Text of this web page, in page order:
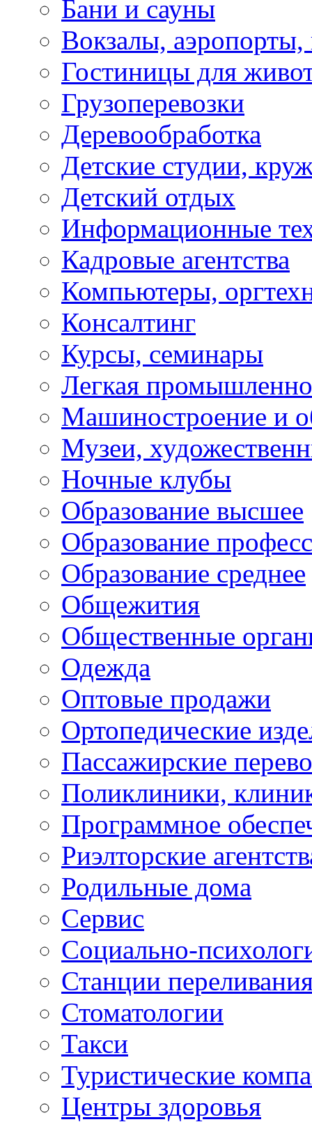
Бани и сауны
Вокзалы,
Гостиницы для
Грузоперевозки
Деревообработка
Детские студии,
Детский отдых
Информационные
Кадровые агентства
Компьютеры,
Консалтинг
Курсы, семинары
Легкая
Машиностроение и
Музеи,
Ночные клубы
Образование высшее
Образование
Образование среднее
Общежития
Общественные
Одежда
Оптовые продажи
Ортопедические
Пассажирские
Поликлиники,
Программное
Риэлторские
Родильные дома
Сервис
Социально-
Станции
Стоматологии
Такси
Туристические
Центры здоровья